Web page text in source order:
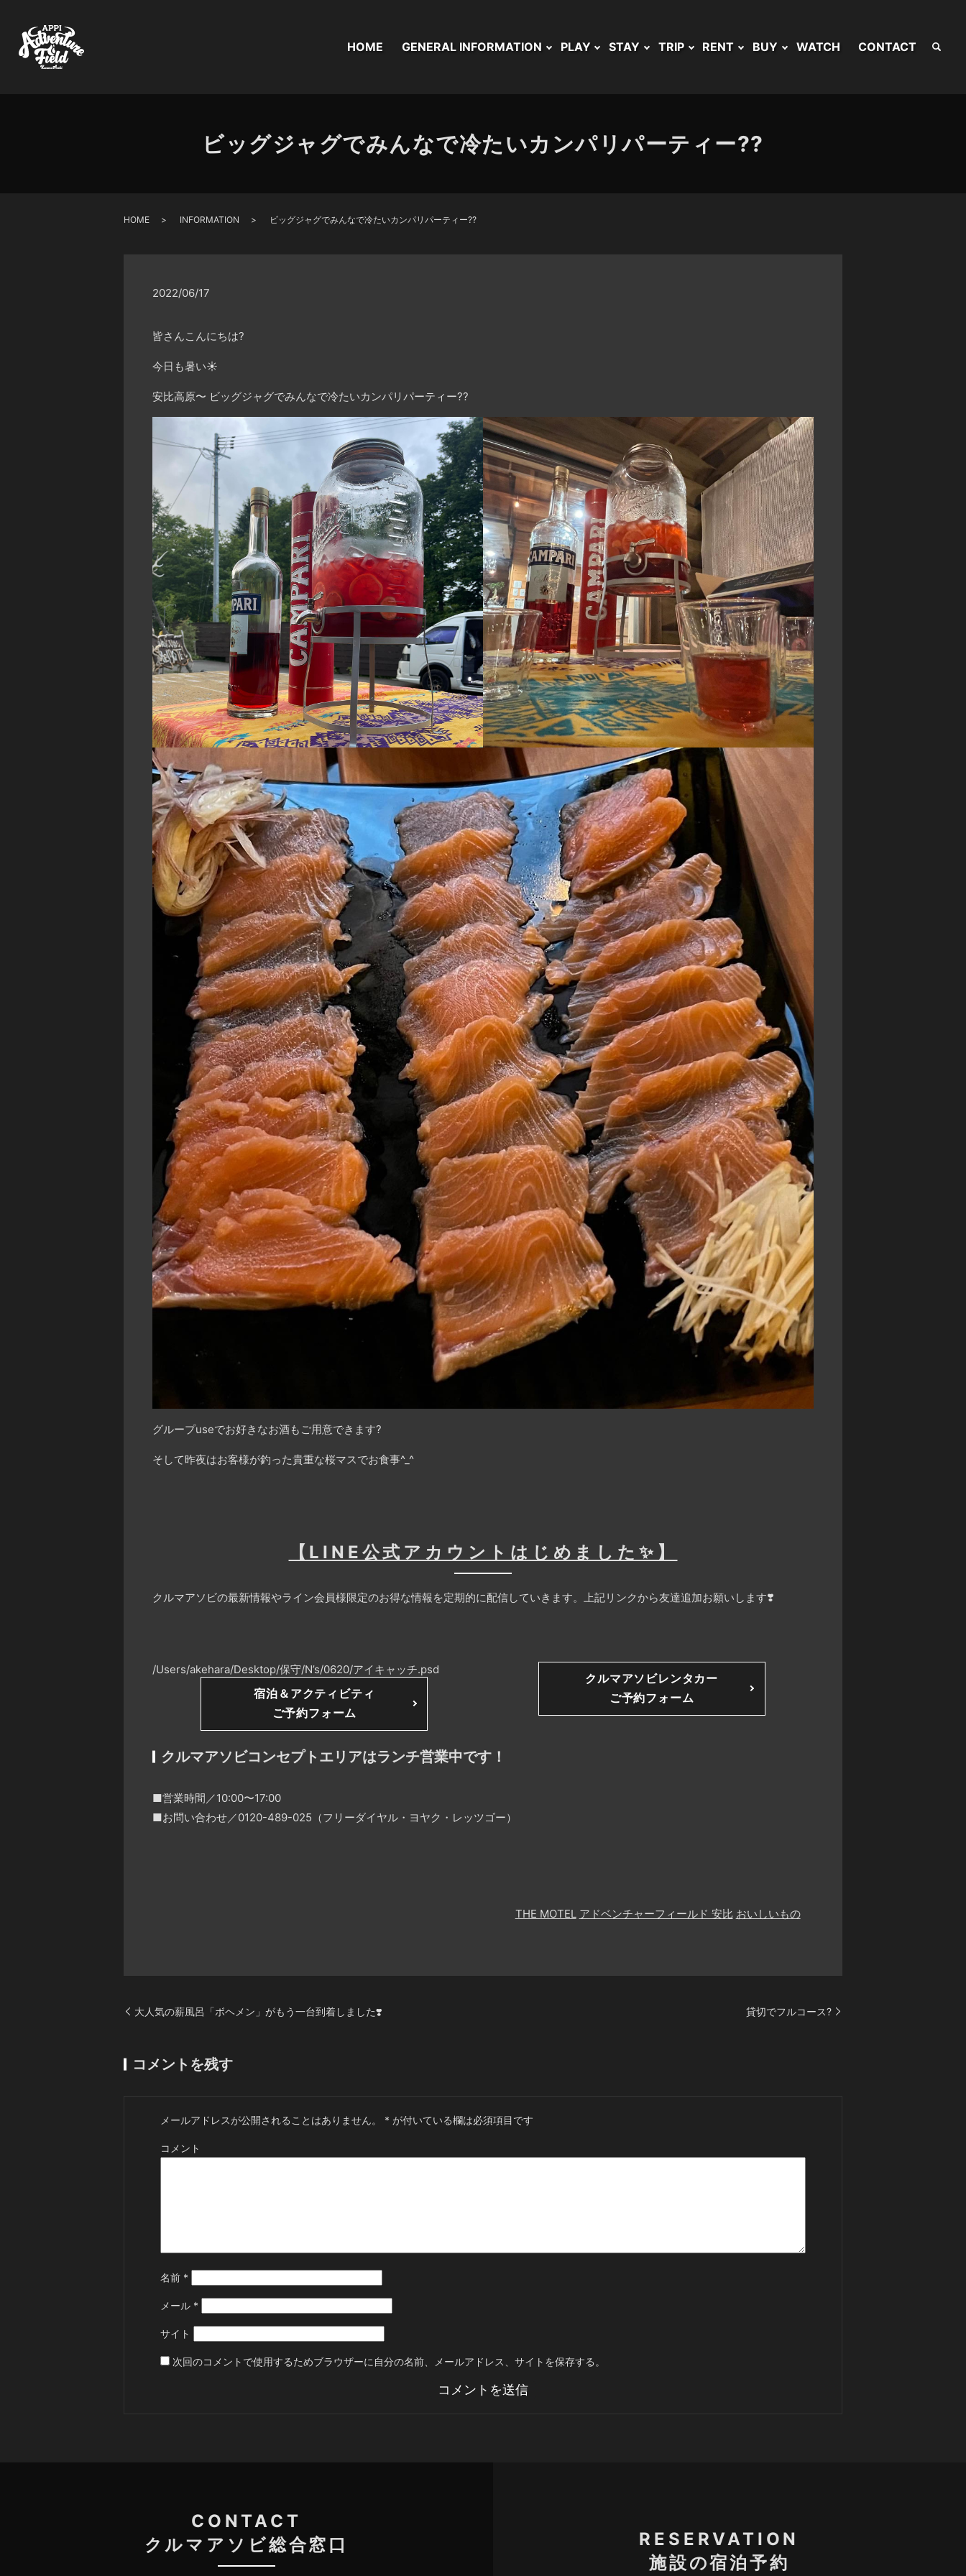
HOME GENERAL INFORMATION PLAY STAY TRIP RENT BUY WATCH CONTACT
ビッグジャグでみんなで冷たいカンパリパーティー??
HOME INFORMATION ビッグジャグでみんなで冷たいカンパリパーティー??
2022/06/17
皆さんこんにちは?
今日も暑い☀️
安比高原〜 ビッグジャグでみんなで冷たいカンパリパーティー??
グループuseでお好きなお酒もご用意できます?
そして昨夜はお客様が釣った貴重な桜マスでお食事^_^
【LINE公式アカウントはじめました✨】
クルマアソビの最新情報やライン会員様限定のお得な情報を定期的に配信していきます。上記リンクから友達追加お願いします❣️
/Users/akehara/Desktop/保守/N’s/0620/アイキャッチ.psd
宿泊＆アクティビティ
ご予約フォーム
クルマアソビレンタカー
ご予約フォーム
クルマアソビコンセプトエリアはランチ営業中です！
■営業時間／10:00〜17:00
■お問い合わせ／0120-489-025（フリーダイヤル・ヨヤク・レッツゴー）
THE MOTEL アドベンチャーフィールド 安比 おいしいもの
大人気の薪風呂「ボヘメン」がもう一台到着しました❣️ 貸切でフルコース?
コメントを残す
メールアドレスが公開されることはありません。 * が付いている欄は必須項目です
コメント
名前 *
メール *
サイト
次回のコメントで使用するためブラウザーに自分の名前、メールアドレス、サイトを保存する。
CONTACT
クルマアソビ総合窓口
RESERVATION
施設の宿泊予約